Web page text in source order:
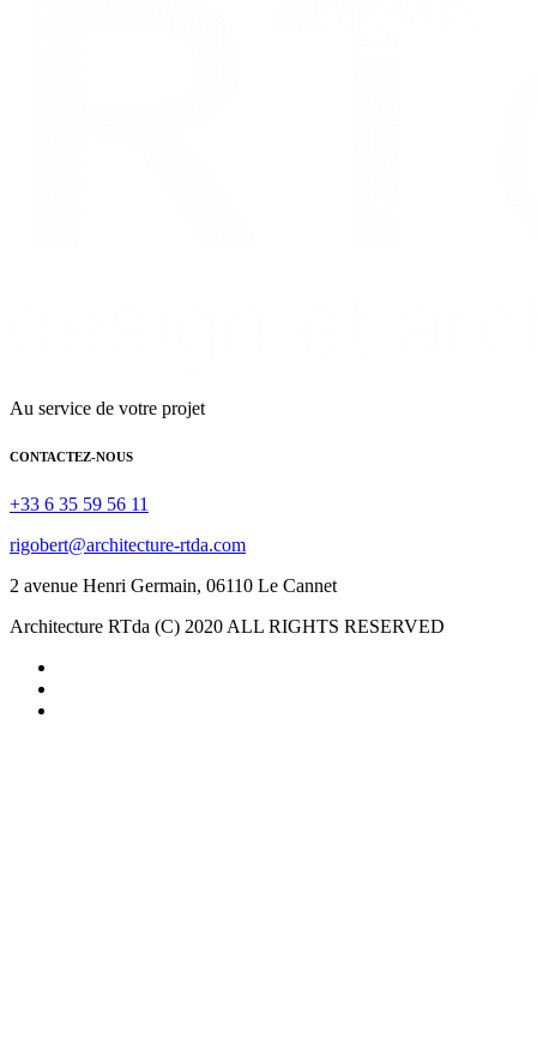
Au service de votre projet
CONTACTEZ-NOUS
+33 6 35 59 56 11
rigobert@architecture-rtda.com
2 avenue Henri Germain, 06110 Le Cannet
Architecture RTda (C) 2020 ALL RIGHTS RESERVED